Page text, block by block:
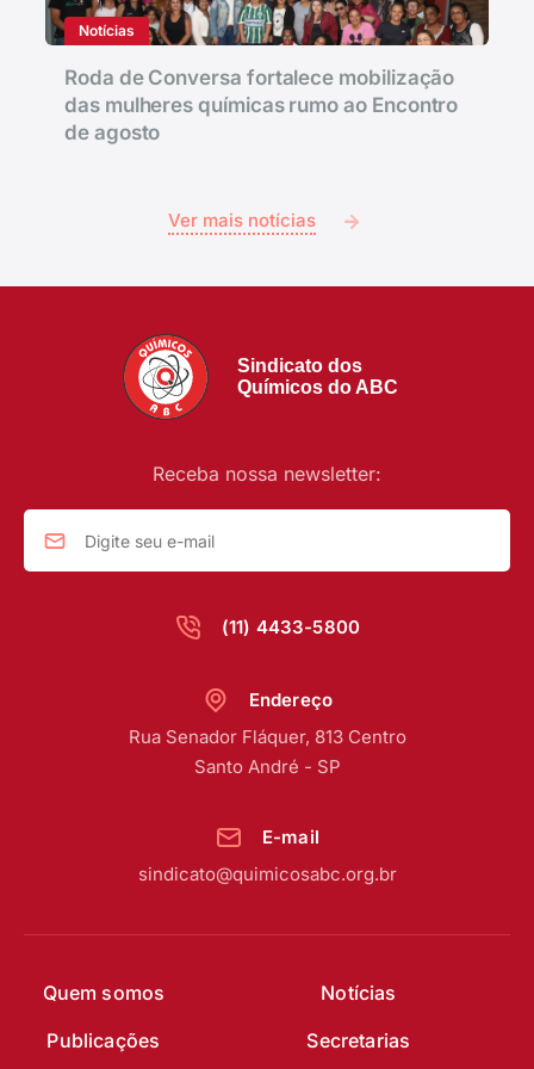
Notícias
Roda de Conversa fortalece mobilização
das mulheres químicas rumo ao Encontro
de agosto
Ver mais notícias
Sindicato dos
Químicos do ABC
(11) 4433-5800
Receba nossa newsletter:
Quem somos
Notícias
Publicações
Secretarias
Endereço
Rua Senador Fláquer, 813 Centro
Santo André - SP
E-mail
sindicato@quimicosabc.org.br